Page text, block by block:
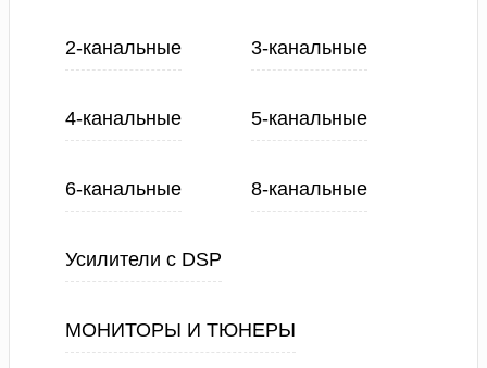
2-канальные 3-канальные
4-канальные 5-канальные
6-канальные 8-канальные
Усилители с DSP
МОНИТОРЫ И ТЮНЕРЫ